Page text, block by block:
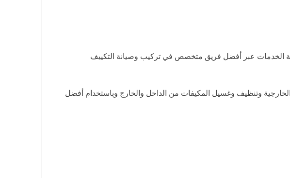
الخدمات عبر أفضل فريق متخصص في تركيب وصيانة التكييف
وتنظيف وغسيل المكيفات من الداخل والخارج وباستخدام أفضل